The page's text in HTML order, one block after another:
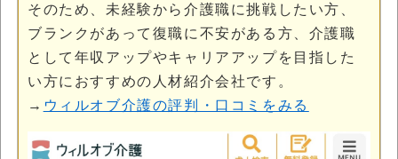
そのため、未経験から介護職に挑戦したい方、
ブランクがあって復職に不安がある方、介護職
として年収アップやキャリアアップを目指した
い方におすすめの人材紹介会社です。
→ ウィルオブ介護の評判・口コミをみる